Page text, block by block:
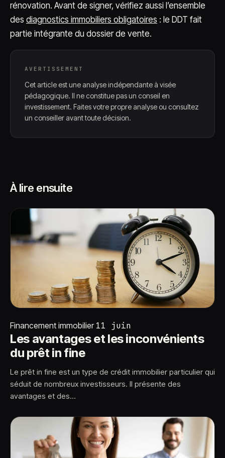
rénovation. Avant de signer, vérifiez aussi l’ensemble
des diagnostics immobiliers obligatoires : le DDT fait
partie intégrante du dossier de vente.
AVERTISSEMENT
Cet article est une analyse indépendante à visée
pédagogique. Il ne constitue pas un conseil en
investissement. Faites votre propre analyse ou consultez
un conseiller avant toute décision.
À lire ensuite
Financement immobilier 11 juin
Les avantages et les inconvénients
du prêt in fine
Le prêt in fine est un type de crédit immobilier particulier qui
séduit de nombreux investisseurs. Il présente des
avantages et des…